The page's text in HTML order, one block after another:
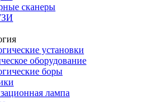
сканеры
установки
оборудование
боры
лампа